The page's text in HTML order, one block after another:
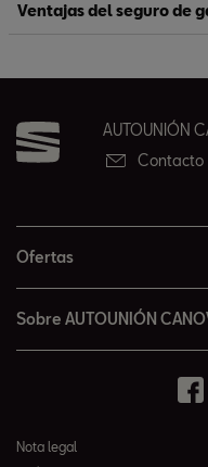
Ventajas del seguro de
AUTOUNIÓN
Contacto
Ofertas
Sobre AUTOUNIÓN
Nota legal